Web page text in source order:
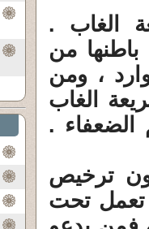
الغاب .
من
، ومن
الغاب
الضعفاء .
ترخيص
تعمل تحت